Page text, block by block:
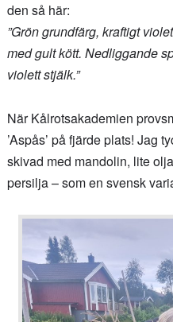
den så här:
”Grön grundfärg, kraftigt
med gult kött. Nedliggande
violett stjälk.”
När Kålrotsakademien
’Aspås’ på fjärde plats! Jag
skivad med mandolin, lite
persilja – som en svensk